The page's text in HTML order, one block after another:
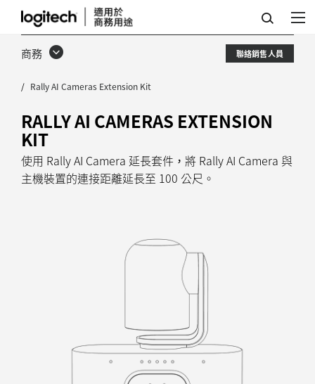
RALLY
AI
CAMERA
延
長
套
件
商務 聯絡銷售人員
Rally AI Cameras Extension Kit
RALLY AI CAMERAS EXTENSION
KIT
使用 Rally AI Camera 延長套件，將 Rally AI Camera 與
主機裝置的連接距離延長至 100 公尺。